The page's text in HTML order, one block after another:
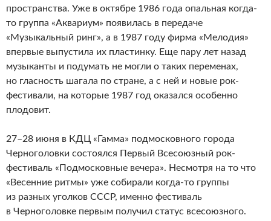
пространства. Уже в октябре 1986 года опальная когда-
то группа «Аквариум» появилась в передаче
«Музыкальный ринг», а в 1987 году фирма «Мелодия»
впервые выпустила их пластинку. Еще пару лет назад
музыканты и подумать не могли о таких переменах,
но гласность шагала по стране, а с ней и новые рок-
фестивали, на которые 1987 год оказался особенно
плодовит.
27–28 июня в КДЦ «Гамма» подмосковного города
Черноголовки состоялся Первый Всесоюзный рок-
фестиваль «Подмосковные вечера». Несмотря на то что
«Весенние ритмы» уже собирали когда-то группы
из разных уголков СССР, именно фестиваль
в Черноголовке первым получил статус всесоюзного.